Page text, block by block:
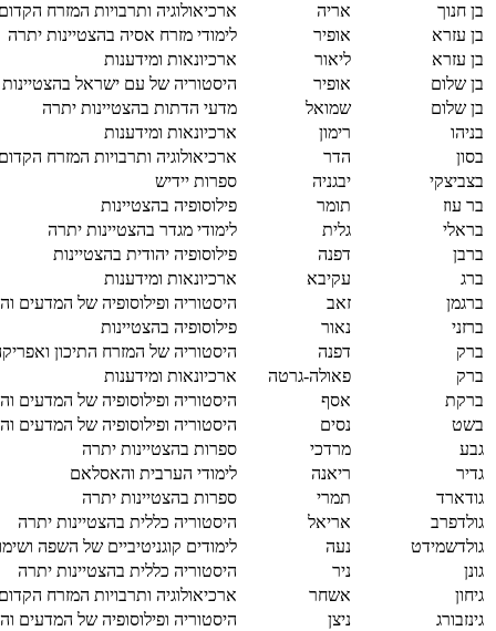
בן חנוך
אריה
ארכיאולוגיה ותרבויות המזרח
בן עזרא
אופיר
לימודי מזרח אסיה בהצטיינות יתרה
בן עזרא
ליאור
ארכיונאות ומידענות
בן שלום
אופיר
היסטוריה של עם ישראל בהצטיינות
בן שלום
שמואל
מדעי הדתות בהצטיינות יתרה
בניהו
רימון
ארכיונאות ומידענות
בסון
הדר
ארכיאולוגיה ותרבויות המזרח
בצביצקי
יבגניה
ספרות יידיש
בר עוז
תומר
פילוסופיה בהצטיינות
בראלי
גלית
לימודי מגדר בהצטיינות יתרה
ברבן
דפנה
פילוסופיה יהודית בהצטיינות
ברג
עקיבא
ארכיונאות ומידענות
ברגמן
זאב
היסטוריה ופילוסופיה של המדעים
ברזני
נאור
פילוסופיה בהצטיינות
ברק
דפנה
היסטוריה של המזרח התיכון
ברק
פאולה-גרטה
ארכיונאות ומידענות
ברקת
אסף
היסטוריה ופילוסופיה של המדעים
בשט
נסים
היסטוריה ופילוסופיה של המדעים
גבע
מרדכי
ספרות בהצטיינות יתרה
גדיר
ריאנה
לימודי הערבית והאסלאם
גודארד
תמרי
ספרות בהצטיינות יתרה
גולדפרב
אריאל
היסטוריה כללית בהצטיינות יתרה
גולדשמידט
נעה
לימודים קוגניטיביים של השפה
גונן
ניר
היסטוריה כללית בהצטיינות יתרה
גיחון
אשחר
ארכיאולוגיה ותרבויות המזרח
גינזבורג
ניצן
היסטוריה ופילוסופיה של המדעים